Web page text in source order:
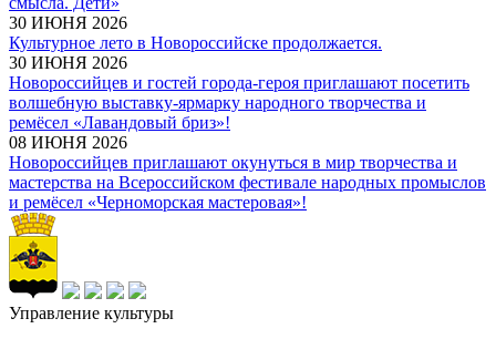
30 ИЮНЯ 2026
Культурное лето в Новороссийске продолжается.
30 ИЮНЯ 2026
Новороссийцев и гостей города-героя приглашают посетить
волшебную выставку-ярмарку народного творчества и
ремёсел «Лавандовый бриз»!
08 ИЮНЯ 2026
Новороссийцев приглашают окунуться в мир творчества и
мастерства на Всероссийском фестивале народных промыслов
и ремёсел «Черноморская мастеровая»!
Управление культуры